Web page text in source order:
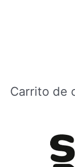
Carrito de